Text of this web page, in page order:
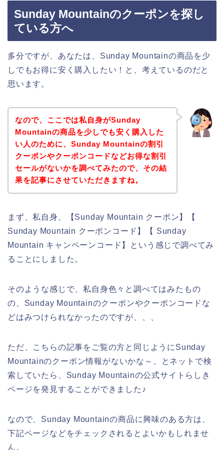
Sunday Mountainのクーポンを探し
ている方へ
多分ですが、あなたは、Sunday Mountainの商品を少
しでもお得に安く購入したい！と、考えているのだと
思います。
なので、ここでは私自身がSunday
Mountainの商品を少しでも安く購入した
い人のために、Sunday Mountainの割引
クーポンやクーポンコードなどお得な割引
セールがないかを調べてみたので、その結
果を記事にさせていただきますね。
まず、私自身、【Sunday Mountain クーポン】【
Sunday Mountain クーポンコード】【 Sunday
Mountain キャンペーンコード】という感じで調べてみ
ることにしました。
そのような感じで、私自身色々と調べてはみたもの
の、Sunday Mountainのクーポンやクーポンコードな
どはみつけられなかったのですが、、、
ただ、こちらの記事をご覧の方と同じようにSunday
Mountainのクーポン情報がないかな～、とネットで検
索していたら、Sunday Mountainの公式サイトらしき
ページを発見することができました♪
なので、Sunday Mountainの商品に興味のある方は、
下記ページなどをチェックされるとよいかもしれませ
ん。